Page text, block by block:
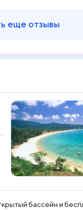
еще отзывы
и бесплатный Wi-